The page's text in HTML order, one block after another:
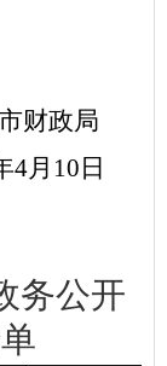
财政局
4月 10 日
务公开